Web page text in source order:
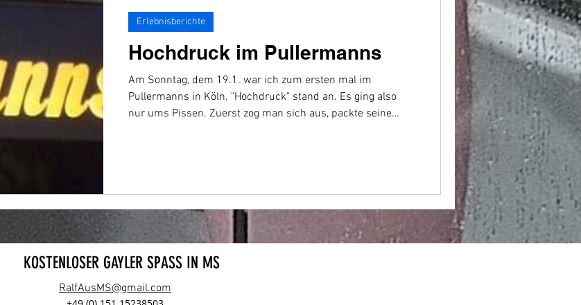
Hochdruck im Pullermanns
Am Sonntag, dem 19.1. war ich zum ersten mal im
Pullermanns in Köln. "Hochdruck" stand an. Es ging also
nur ums Pissen. Zuerst zog man sich aus, packte seine
Erlebnisberichte
KOSTENLOSER GAYLER SPASS IN MS
RalfAusMS@gmail.com